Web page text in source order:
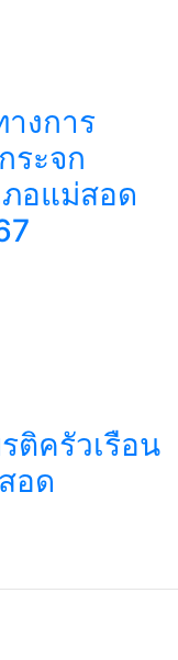
งการ
ระจก
อแม่สอด
ติครัวเรือน
อด